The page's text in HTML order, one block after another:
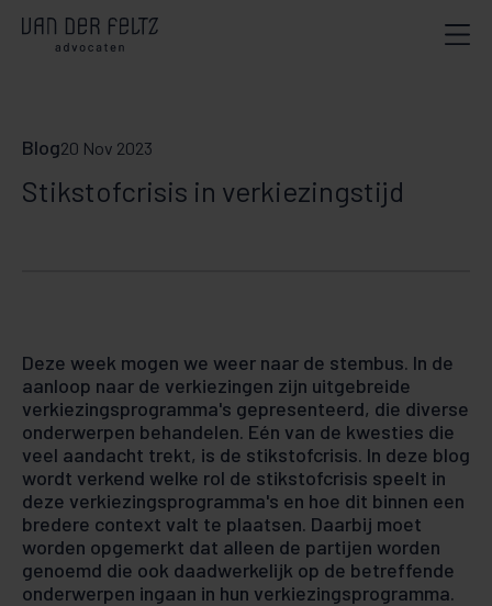
Blog20 Nov 2023
Stikstofcrisis in verkiezingstijd
Deze week mogen we weer naar de stembus. In de
aanloop naar de verkiezingen zijn uitgebreide
verkiezingsprogramma's gepresenteerd, die diverse
onderwerpen behandelen. Eén van de kwesties die
veel aandacht trekt, is de stikstofcrisis. In deze blog
wordt verkend welke rol de stikstofcrisis speelt in
deze verkiezingsprogramma's en hoe dit binnen een
bredere context valt te plaatsen. Daarbij moet
worden opgemerkt dat alleen de partijen worden
genoemd die ook daadwerkelijk op de betreffende
onderwerpen ingaan in hun verkiezingsprogramma.